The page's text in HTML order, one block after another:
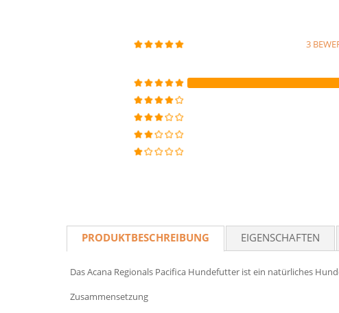
3
PRODUKTBESCHREIBUNG EIGENSCHAFTEN
Das Acana Regionals Pacifica Hundefutter ist ein natürliches
Zusammensetzung